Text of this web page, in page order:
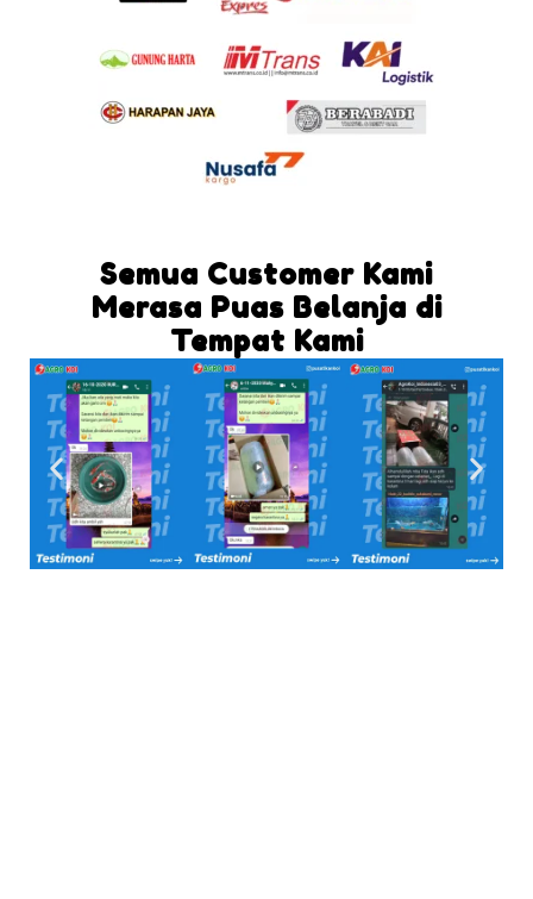
Semua Customer Kami
Merasa Puas Belanja di
Tempat Kami